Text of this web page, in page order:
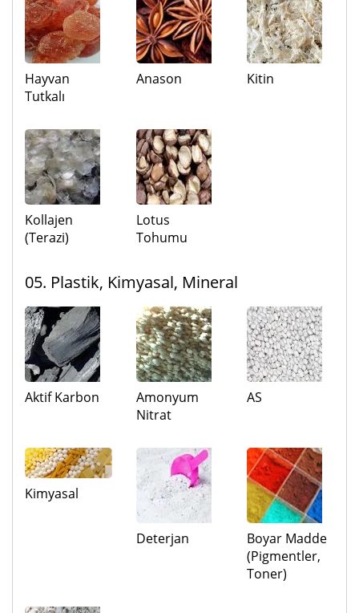
Hayvan
Tutkalı
Anason Kitin
Kollajen
(Terazi)
Lotus
Tohumu
05. Plastik, Kimyasal, Mineral
Aktif Karbon
Amonyum
Nitrat
AS
Kimyasal
Deterjan
Boyar Madde
(Pigmentler,
Toner)